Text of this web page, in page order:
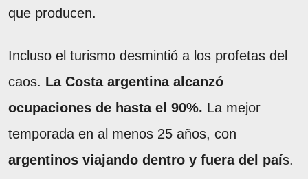
que producen.
Incluso el turismo desmintió a los profetas del
caos. La Costa argentina alcanzó
ocupaciones de hasta el 90%. La mejor
temporada en al menos 25 años, con
argentinos viajando dentro y fuera del país.